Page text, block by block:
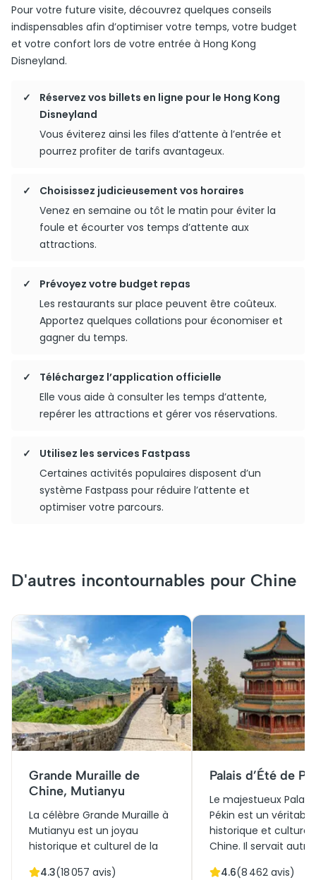
Pour votre future visite, découvrez quelques conseils
indispensables afin d’optimiser votre temps, votre budget
et votre confort lors de votre entrée à Hong Kong
Disneyland.
Réservez vos billets en ligne pour le Hong Kong
Disneyland
Vous éviterez ainsi les files d’attente à l’entrée et
pourrez profiter de tarifs avantageux.
Choisissez judicieusement vos horaires
Venez en semaine ou tôt le matin pour éviter la
foule et écourter vos temps d’attente aux
attractions.
Prévoyez votre budget repas
Les restaurants sur place peuvent être coûteux.
Apportez quelques collations pour économiser et
gagner du temps.
Téléchargez l’application officielle
Elle vous aide à consulter les temps d’attente,
repérer les attractions et gérer vos réservations.
Utilisez les services Fastpass
Certaines activités populaires disposent d’un
système Fastpass pour réduire l’attente et
optimiser votre parcours.
D'autres incontournables pour Chine
Grande Muraille de
Chine, Mutianyu
La célèbre Grande Muraille à
Mutianyu est un joyau
historique et culturel de la
architecture
4.3(18 057 avis)
Palais d’Été de
Le majestueux Palais
Pékin est un
historique et culturel
Chine. Il servait
lieu de détente pour
4.6(8 462 avis)